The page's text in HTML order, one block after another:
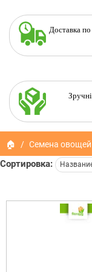
Доставка по
Зручні
🏠 Семена овощей
Сортировка: